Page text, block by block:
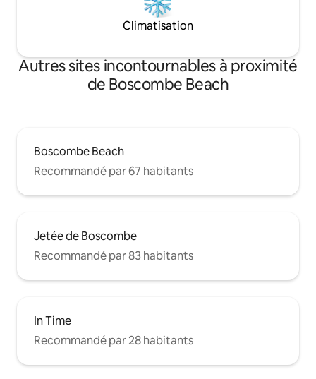
Climatisation
Autres sites incontournables à proximité
de Boscombe Beach
Boscombe Beach
Recommandé par 67 habitants
Jetée de Boscombe
Recommandé par 83 habitants
In Time
Recommandé par 28 habitants